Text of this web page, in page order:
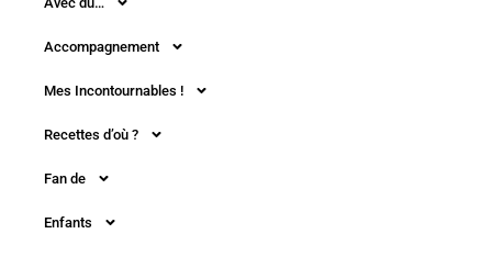
Accompagnement
Mes Incontournables !
Recettes d’où ?
Fan de
Enfants